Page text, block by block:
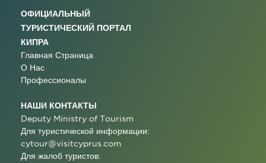
ОФИЦИАЛЬНЫЙ
ТУРИСТИЧЕСКИЙ ПОРТАЛ
КИПРА
Главная Страница
О Нас
Профессионалы
НАШИ КОНТАКТЫ
Deputy Ministry of Tourism
Для туристической информации:
cytour@visitcyprus.com
Для жалоб туристов: